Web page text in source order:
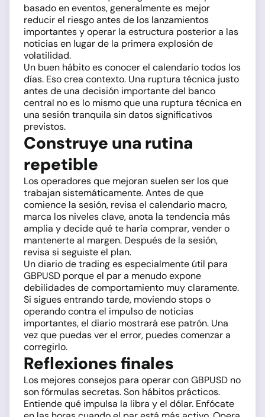
basado en eventos, generalmente es mejor
reducir el riesgo antes de los lanzamientos
importantes y operar la estructura posterior a las
noticias en lugar de la primera explosión de
volatilidad.
Un buen hábito es conocer el calendario todos los
días. Eso crea contexto. Una ruptura técnica justo
antes de una decisión importante del banco
central no es lo mismo que una ruptura técnica en
una sesión tranquila sin datos significativos
previstos.
Construye una rutina
repetible
Los operadores que mejoran suelen ser los que
trabajan sistemáticamente. Antes de que
comience la sesión, revisa el calendario macro,
marca los niveles clave, anota la tendencia más
amplia y decide qué te haría comprar, vender o
mantenerte al margen. Después de la sesión,
revisa si seguiste el plan.
Un diario de trading es especialmente útil para
GBPUSD porque el par a menudo expone
debilidades de comportamiento muy claramente.
Si sigues entrando tarde, moviendo stops o
operando contra el impulso de noticias
importantes, el diario mostrará ese patrón. Una
vez que puedas ver el error, puedes comenzar a
corregirlo.
Reflexiones finales
Los mejores consejos para operar con GBPUSD no
son fórmulas secretas. Son hábitos prácticos.
Entiende qué impulsa la libra y el dólar. Enfócate